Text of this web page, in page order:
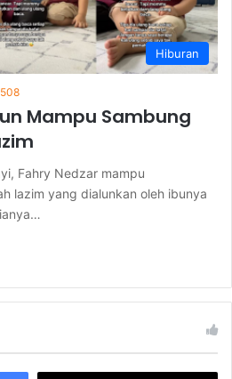
Hiburan
508
Mampu Sambung
Fahry Nedzar mampu
lazim yang dialunkan oleh ibunya